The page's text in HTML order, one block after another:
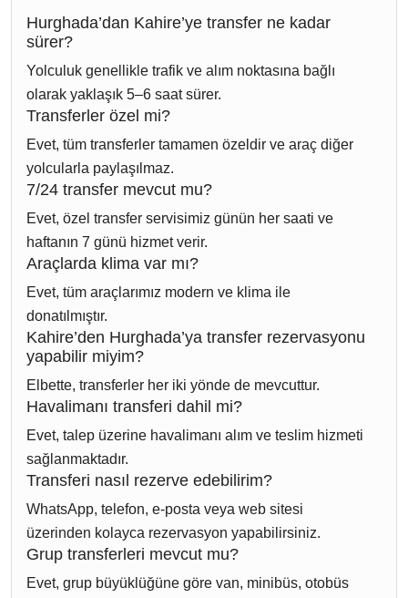
Hurghada’dan Kahire’ye transfer ne kadar
sürer?
Yolculuk genellikle trafik ve alım noktasına bağlı
olarak yaklaşık 5–6 saat sürer.
Transferler özel mi?
Evet, tüm transferler tamamen özeldir ve araç diğer
yolcularla paylaşılmaz.
7/24 transfer mevcut mu?
Evet, özel transfer servisimiz günün her saati ve
haftanın 7 günü hizmet verir.
Araçlarda klima var mı?
Evet, tüm araçlarımız modern ve klima ile
donatılmıştır.
Kahire’den Hurghada’ya transfer rezervasyonu
yapabilir miyim?
Elbette, transferler her iki yönde de mevcuttur.
Havalimanı transferi dahil mi?
Evet, talep üzerine havalimanı alım ve teslim hizmeti
sağlanmaktadır.
Transferi nasıl rezerve edebilirim?
WhatsApp, telefon, e-posta veya web sitesi
üzerinden kolayca rezervasyon yapabilirsiniz.
Grup transferleri mevcut mu?
Evet, grup büyüklüğüne göre van, minibüs, otobüs